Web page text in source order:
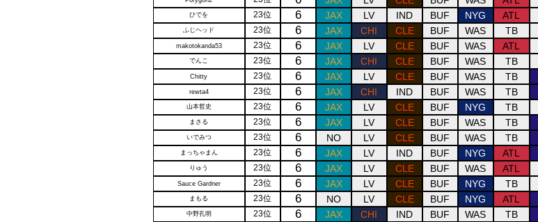
ひでを 23位 6 JAX LV IND BUF NYG ATL
ふじヘッド 23位 6 JAX CHI CLE BUF WAS TB
makotokanda53 23位 6 JAX LV CLE BUF WAS ATL
でんこ 23位 6 JAX CHI CLE BUF WAS TB
Chitty 23位 6 JAX LV CLE BUF WAS TB
rewta4 23位 6 JAX CHI IND BUF WAS TB
山本哲史 23位 6 JAX LV CLE BUF NYG TB
まさる 23位 6 JAX LV CLE BUF WAS TB
いでみつ 23位 6 NO LV CLE BUF WAS TB
まっちゃまん 23位 6 JAX LV IND BUF NYG ATL
りゅう 23位 6 JAX LV CLE BUF WAS ATL
Sauce Gardner 23位 6 JAX LV CLE BUF NYG TB
まもる 23位 6 NO LV CLE BUF NYG ATL
中野孔明 23位 6 JAX CHI IND BUF WAS TB